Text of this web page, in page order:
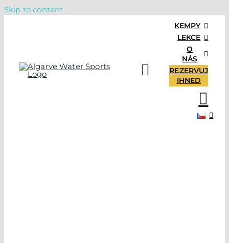
Skip to content
KEMPY
LEKCE
O
NÁS
REZERVUJ
IHNED